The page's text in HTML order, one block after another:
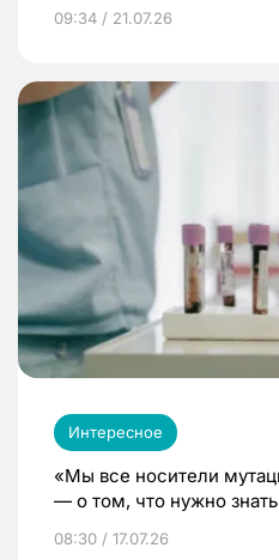
09:34 / 21.07.26
Интересное
«Мы все носители
— о том, что нужно
08:30 / 17.07.26